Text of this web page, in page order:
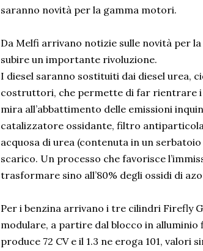
saranno novità per la gamma motori.
Da Melfi arrivano notizie sulle novità per
subire un importante rivoluzione.
I diesel saranno sostituiti dai diesel urea,
costruttori, che permette di far rientrare i
mira all’abbattimento delle emissioni
catalizzatore ossidante, filtro
acquosa di urea (contenuta in un
scarico. Un processo che favorisce
trasformare sino all’80% degli ossidi di
Per i benzina arrivano i tre cilindri Firefly
modulare, a partire dal blocco in
produce 72 CV e il 1.3 ne eroga 101, valori